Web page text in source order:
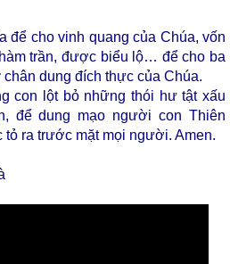
để cho vinh quang của Chúa, vốn
trần, được biểu lộ… để cho ba
dung đích thực của Chúa.
con lột bỏ những thói hư tật xấu
để dung mạo người con Thiên
ra trước mặt mọi người. Amen.